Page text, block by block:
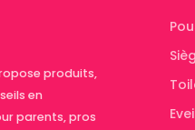
produits,
en
parents, pros